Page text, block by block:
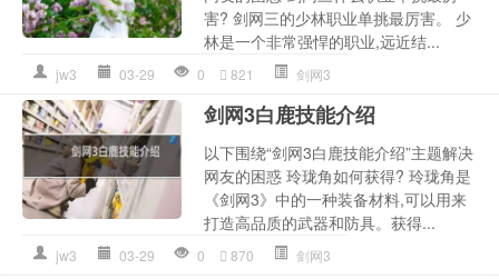
害? 剑网三的少林职业单挑最厉害。 少
林是一个非常强悍的职业,远近结...
jw3 03-29 0 821 剑网3
剑网3白鹿技能介绍
以下围绕“剑网3白鹿技能介绍”主题解决
网友的困惑 玲珑角如何获得? 玲珑角是
《剑网3》中的一种装备材料,可以用来
打造高品质的武器和防具。获得...
jw3 03-29 0 870 剑网3